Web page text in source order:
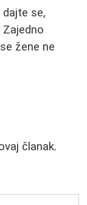
se,
žene ne
članak.